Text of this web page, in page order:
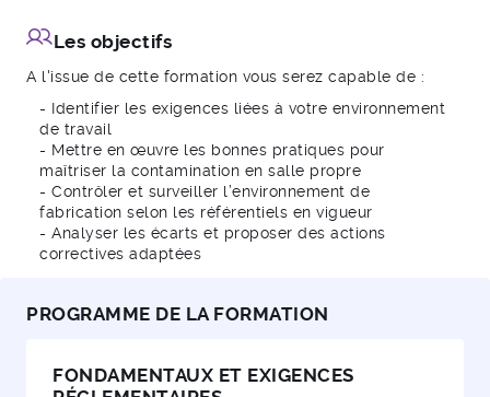
Les objectifs
A l'issue de cette formation vous serez capable de :
- Identifier les exigences liées à votre environnement
de travail
- Mettre en œuvre les bonnes pratiques pour
maîtriser la contamination en salle propre
- Contrôler et surveiller l’environnement de
fabrication selon les référentiels en vigueur
- Analyser les écarts et proposer des actions
correctives adaptées
PROGRAMME DE LA FORMATION
FONDAMENTAUX ET EXIGENCES